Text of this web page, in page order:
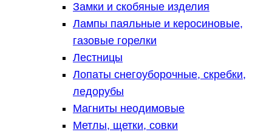
Замки и скобяные изделия
Лампы паяльные и керосиновые,
газовые горелки
Лестницы
Лопаты снегоуборочные, скребки,
ледорубы
Магниты неодимовые
Метлы, щетки, совки